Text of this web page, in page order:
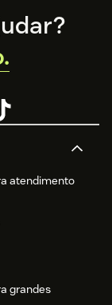
atendimento
grandes